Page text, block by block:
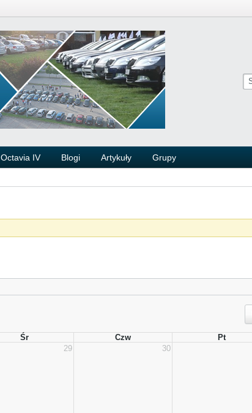
Octavia IV Blogi Artykuły Grupy
Śr Czw Pt
29 30